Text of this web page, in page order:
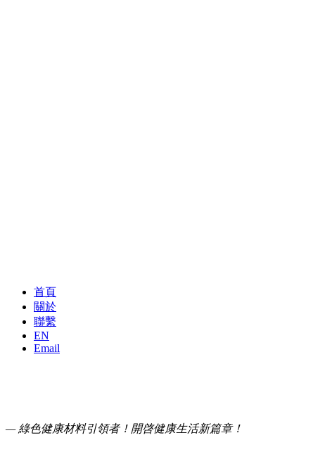
首頁
關於
聯繫
EN
Email
— 綠色健康材料引領者！開啓健康生活新篇章！